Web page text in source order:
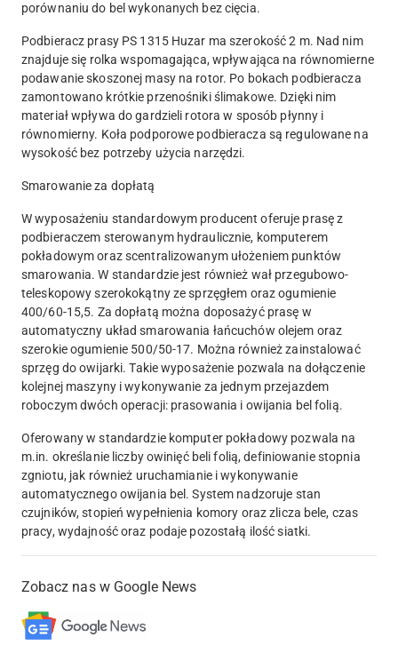
porównaniu do bel wykonanych bez cięcia.
Podbieracz prasy PS 1315 Huzar ma szerokość 2 m. Nad nim
znajduje się rolka wspomagająca, wpływająca na równomierne
podawanie skoszonej masy na rotor. Po bokach podbieracza
zamontowano krótkie przenośniki ślimakowe. Dzięki nim
materiał wpływa do gardzieli rotora w sposób płynny i
równomierny. Koła podporowe podbieracza są regulowane na
wysokość bez potrzeby użycia narzędzi.
Smarowanie za dopłatą
W wyposażeniu standardowym producent oferuje prasę z
podbieraczem sterowanym hydraulicznie, komputerem
pokładowym oraz scentralizowanym ułożeniem punktów
smarowania. W standardzie jest również wał przegubowo-
teleskopowy szerokokątny ze sprzęgłem oraz ogumienie
400/60-15,5. Za dopłatą można doposażyć prasę w
automatyczny układ smarowania łańcuchów olejem oraz
szerokie ogumienie 500/50-17. Można również zainstalować
sprzęg do owijarki. Takie wyposażenie pozwala na dołączenie
kolejnej maszyny i wykonywanie za jednym przejazdem
roboczym dwóch operacji: prasowania i owijania bel folią.
Oferowany w standardzie komputer pokładowy pozwala na
m.in. określanie liczby owinięć beli folią, definiowanie stopnia
zgniotu, jak również uruchamianie i wykonywanie
automatycznego owijania bel. System nadzoruje stan
czujników, stopień wypełnienia komory oraz zlicza bele, czas
pracy, wydajność oraz podaje pozostałą ilość siatki.
Zobacz nas w Google News